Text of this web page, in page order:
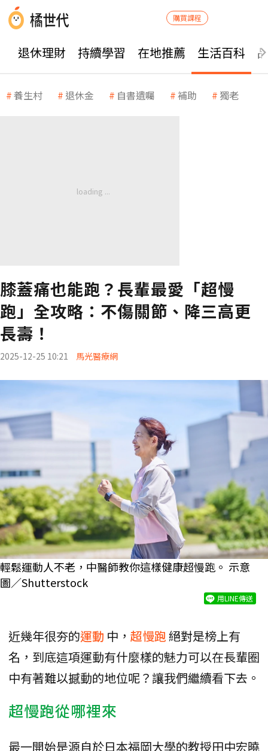
購買課程
退休理財 持續學習 在地推薦 生活百科
養生村 退休金 自書遺囑 補助 獨老
膝蓋痛也能跑？長輩最愛「超慢
跑」全攻略：不傷關節、降三高更
長壽！
2025-12-25 10:21 馬光醫療網
輕鬆運動人不老，中醫師教你這樣健康超慢跑。 示意
圖／Shutterstock
用LINE傳送
近幾年很夯的運動 中， 超慢跑絕對是榜上有
名，到底這項運動有什麼樣的魅力可以在長輩圈
中有著難以撼動的地位呢？讓我們繼續看下去。
超慢跑從哪裡來
最一開始是源自於日本福岡大學的教授田中宏曉